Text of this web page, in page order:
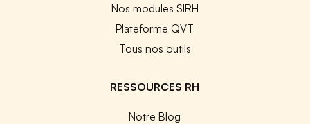
Nos modules SIRH
Plateforme QVT
Tous nos outils
RESSOURCES RH
Notre Blog